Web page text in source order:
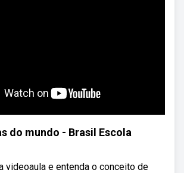
do mundo - Brasil Escola
videoaula e entenda o conceito de